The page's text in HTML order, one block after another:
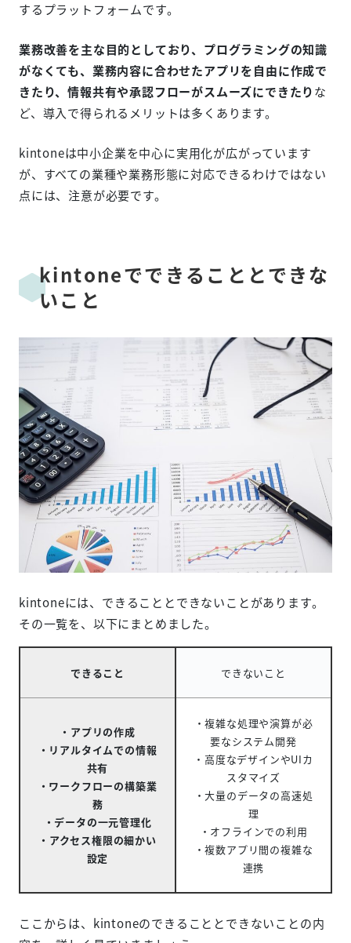
するプラットフォームです。
業務改善を主な目的としており、プログラミングの知識
がなくても、業務内容に合わせたアプリを自由に作成で
きたり、情報共有や承認フローがスムーズにできたりな
ど、導入で得られるメリットは多くあります。
kintoneは中小企業を中心に実用化が広がっています
が、すべての業種や業務形態に対応できるわけではない
点には、注意が必要です。
kintoneでできることとできな
いこと
kintoneには、できることとできないことがあります。
その一覧を、以下にまとめました。
できること できないこと
・アプリの作成
・リアルタイムでの情報
共有
・ワークフローの構築業
務
・データの一元管理化
・アクセス権限の細かい
設定
・複雑な処理や演算が必
要なシステム開発
・高度なデザインやUIカ
スタマイズ
・大量のデータの高速処
理
・オフラインでの利用
・複数アプリ間の複雑な
連携
ここからは、kintoneのできることとできないことの内